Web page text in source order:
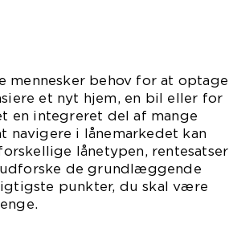
mennesker behov for at optage
et nyt hjem, en bil eller for
en integreret del af mange
navigere i lånemarkedet kan
lånetypen, rentesatser
de grundlæggende
punkter, du skal være